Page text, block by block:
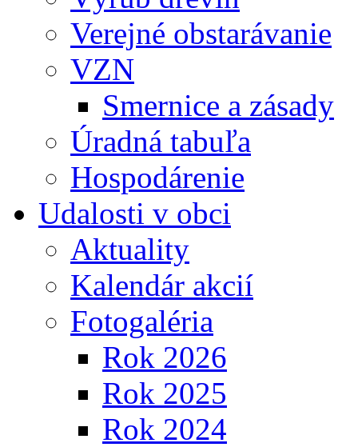
Verejné obstarávanie
VZN
Smernice a zásady
Úradná tabuľa
Hospodárenie
Udalosti v obci
Aktuality
Kalendár akcií
Fotogaléria
Rok 2026
Rok 2025
Rok 2024